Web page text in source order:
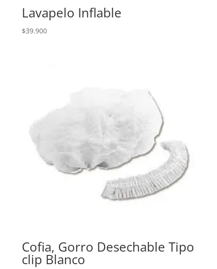
Lavapelo Inflable
$39.900
Cofia, Gorro Desechable Tipo
clip Blanco